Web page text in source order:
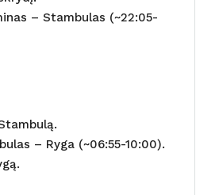
– Stambulas (~22:05-
– Ryga (~06:55-10:00).